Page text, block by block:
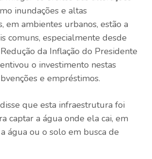
inundações e altas
em ambientes urbanos, estão a
comuns, especialmente desde
da Inflação do Presidente
o investimento nestas
e empréstimos.
que esta infraestrutura foi
captar a água onde ela cai, em
água ou o solo em busca de